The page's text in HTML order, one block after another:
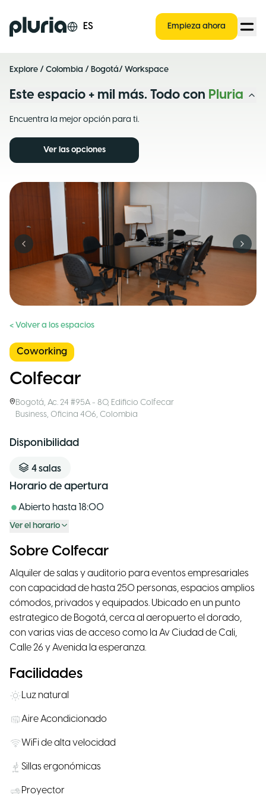
Logo Pluria ES Empieza ahora
Explore / Colombia / Bogotá/ Workspace
Este espacio + mil más. Todo con Pluria
Encuentra la mejor opción para ti.
Ver las opciones
Previous slide Next
< Volver a los espacios
Coworking
Colfecar
Bogotá,Ac. 24 #95A - 80, Edificio Colfecar
Business, Oficina 406, Colombia
Disponibilidad
4salas
Horario de apertura
Abierto hasta 18:00
Ver el horario
Sobre Colfecar
Alquiler de salas y auditorio para eventos empresariales
con capacidad de hasta 250 personas, espacios amplios
cómodos, privados y equipados. Ubicado en un punto
estrategico de Bogotá, cerca al aeropuerto el dorado,
con varias vias de acceso como la Av Ciudad de Cali,
Calle 26 y Avenida la esperanza.
Facilidades
Luz natural
Aire Acondicionado
WiFi de alta velocidad
Sillas ergonómicas
Proyector